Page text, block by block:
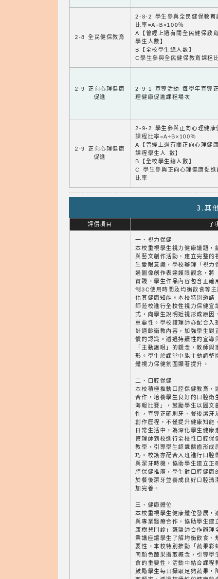
2-8 全民健保教育
2-8-2 學生參與全民健保教育
比率=A÷B×100％
A【曾經上過有關全民健保教
學生人數】
B【全校學生總人數】
C學生參與全民健保教育課程
2-9 正向心理健康
促進
2-9-1 宣導活動 每學年宣導
理健康促進課程場次
2-9 正向心理健康
促進
2-9-2 學生參與正向心理健康
課程比率=A÷B×100％
A【曾經上過有關正向心理健
課程學生人 數】
B【全校學生總人數】
C 學生參與正向心理健康促進
比率
3.其
評價項目 子
一、視力保健
本校重視學生視力健康議題，
與藝文創作活動，建立完整的
生愛眼意識，學校辦理「視力
過圖像創作表達護眼觀念，將
實踐。學生作品內容包含正確
制3C使用時間及均衡飲食等
化其健康知能。本校特別邀
師蒞校進行全校性視力保健宣
式，向學生說明近視形成原因
重要性。學校護理師亦配合入
計適齡衛教內容，加強學生對
慣的認識。透過持續性的宣導
「主動護眼」的觀念，教師
形。學生於課堂中能主動調整
體視力保健氛圍顯著提升。
二、口腔保健
本校積極推動口腔保健教育，
合作，培養學生良好的口腔衛
海報比賽」，鼓勵學生以圖文
性，宣導正確刷牙、餐後潔牙
創作歷程，不僅提升健康知能
日常生活中。為深化學生健
管理師到校進行全校性口腔保
教學，引導學生認識齲齒形成
巧。校護亦配合入班進行口腔
與潔牙時機，協助學生建立正
腔保健推廣，學生對口腔健康
於餐後潔牙並養成良好口腔清
加完善。
三、健康體位
本校重視學生健康體位發展，
與專業醫療合作，協助學生建
康樹兒門診」蘇醫師合作辦
業講座讓學生了解均衡飲食、
要性。本校特別推動「蔬果
同顏色蔬果攝取概念，引導學
食的重要性。活動中結合課程
鼓勵學生每日攝取足夠蔬果，